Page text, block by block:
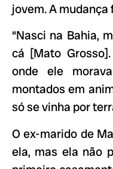
jovem. A
“Nasci na Bahia,
cá [Mato
onde ele
montados em
só se vinha por
O ex-marido de
ela, mas ela não